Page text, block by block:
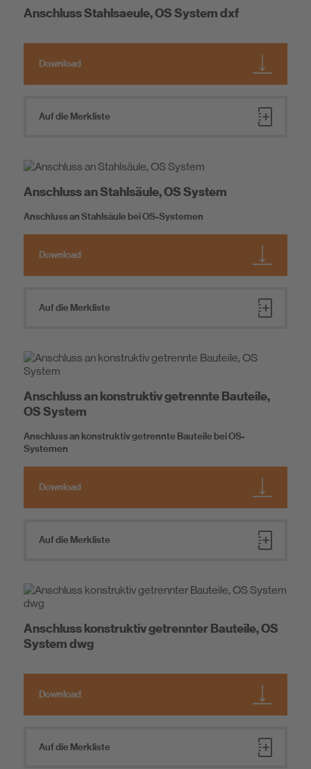
Anschluss Stahlsaeule, OS System dxf
Download
Auf die Merkliste
Anschluss an Stahlsäule, OS System
Anschluss an Stahlsäule bei OS-Systemen
Download
Auf die Merkliste
Anschluss an konstruktiv getrennte Bauteile,
OS System
Anschluss an konstruktiv getrennte Bauteile bei OS-
Systemen
Download
Auf die Merkliste
Anschluss konstruktiv getrennter Bauteile, OS
System dwg
Download
Auf die Merkliste